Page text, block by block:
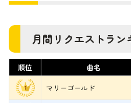
月間リクエストラン
順位 曲名
マリーゴールド